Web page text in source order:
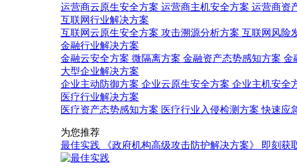
运营商云原生安全方案 运营商主机安全方案 运营商资
互联网行业解决方案
互联网云原生安全方案 攻击溯源分析方案 互联网风险
金融行业解决方案
金融云安全方案 微隔离方案 金融资产态势感知方案 金
大型企业解决方案
企业主动防御方案 企业云原生安全方案 企业主机安全
医疗行业解决方案
医疗资产态势感知方案 医疗行业入侵检测方案快速应
为您推荐
最佳实践
《政府机构高级攻击防护解决方案》 即刻获